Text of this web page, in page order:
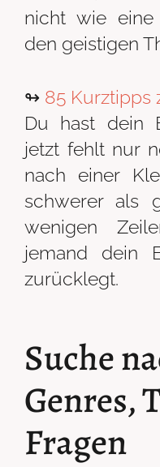
nicht wie eine
den geistigen
↬ 85 Kurztipps
Du hast dein
jetzt fehlt nur
nach einer
schwerer als
wenigen
jemand dein
zurücklegt.
Suche
Genres,
Fragen